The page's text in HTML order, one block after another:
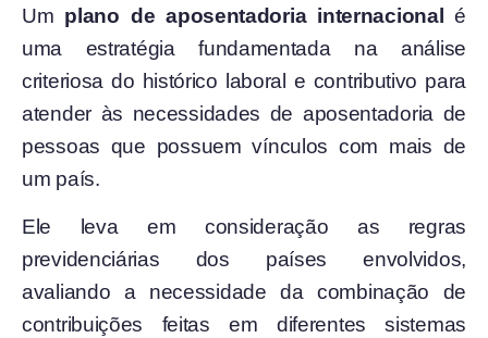
Um plano de aposentadoria internacional é
uma estratégia fundamentada na análise
criteriosa do histórico laboral e contributivo para
atender às necessidades de aposentadoria de
pessoas que possuem vínculos com mais de
um país.
Ele leva em consideração as regras
previdenciárias dos países envolvidos,
avaliando a necessidade da combinação de
contribuições feitas em diferentes sistemas